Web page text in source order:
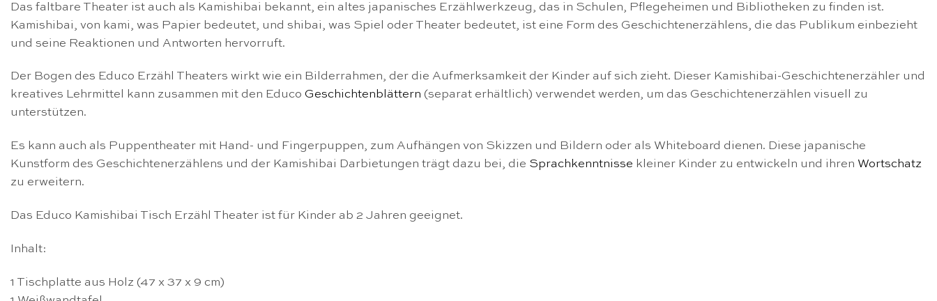
Das faltbare Theater ist auch als Kamishibai bekannt, ein altes japanisches Erzählwerkzeug, das in Schulen, Pflegeheimen und Bibliotheken zu finden ist.
Kamishibai, von kami, was Papier bedeutet, und shibai, was Spiel oder Theater bedeutet, ist eine Form des Geschichtenerzählens, die das Publikum einbezieht
und seine Reaktionen und Antworten hervorruft.
Der Bogen des Educo Erzähl Theaters wirkt wie ein Bilderrahmen, der die Aufmerksamkeit der Kinder auf sich zieht. Dieser Kamishibai-Geschichtenerzähler und
kreatives Lehrmittel kann zusammen mit den Educo Geschichtenblättern (separat erhältlich) verwendet werden, um das Geschichtenerzählen visuell zu
unterstützen.
Es kann auch als Puppentheater mit Hand- und Fingerpuppen, zum Aufhängen von Skizzen und Bildern oder als Whiteboard dienen. Diese japanische
Kunstform des Geschichtenerzählens und der Kamishibai Darbietungen trägt dazu bei, die Sprachkenntnisse kleiner Kinder zu entwickeln und ihren Wortschatz
zu erweitern.
Das Educo Kamishibai Tisch Erzähl Theater ist für Kinder ab 2 Jahren geeignet.
Inhalt:
1 Tischplatte aus Holz (47 x 37 x 9 cm)